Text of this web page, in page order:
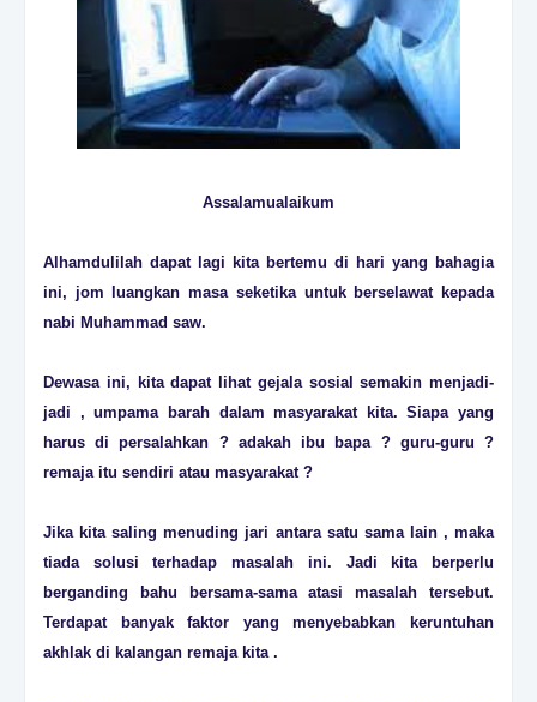
Assalamualaikum
Alhamdulilah dapat lagi kita bertemu di hari yang bahagia
ini, jom luangkan masa seketika untuk berselawat kepada
nabi Muhammad saw.
Dewasa ini, kita dapat lihat gejala sosial semakin menjadi-
jadi , umpama barah dalam masyarakat kita. Siapa yang
harus di persalahkan ? adakah ibu bapa ? guru-guru ?
remaja itu sendiri atau masyarakat ?
Jika kita saling menuding jari antara satu sama lain , maka
tiada solusi terhadap masalah ini. Jadi kita berperlu
berganding bahu bersama-sama atasi masalah tersebut.
Terdapat banyak faktor yang menyebabkan keruntuhan
akhlak di kalangan remaja kita .